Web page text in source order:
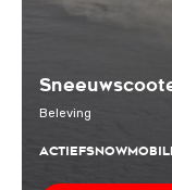
Beleving
ACTIEF